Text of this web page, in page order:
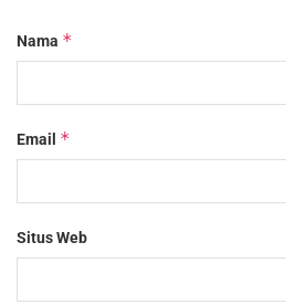
Nama *
Email *
Situs Web